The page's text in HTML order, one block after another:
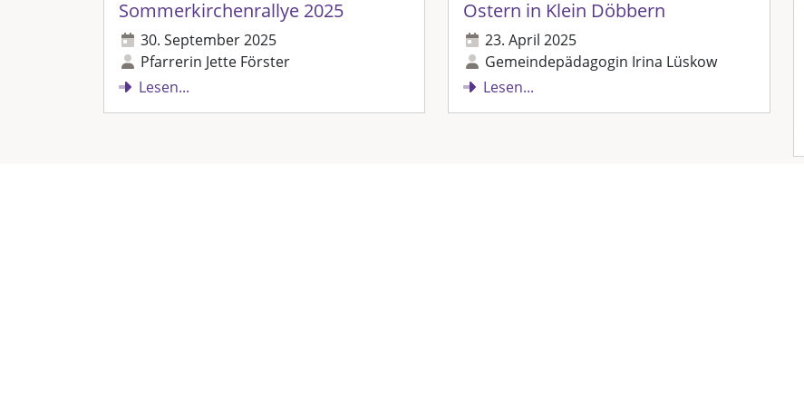
Sommerkirchenrallye 2025
30. September 2025
Pfarrerin Jette Förster
Lesen...
Ostern in Klein Döbbern
23. April 2025
Gemeindepädagogin Irina Lüskow
Lesen...